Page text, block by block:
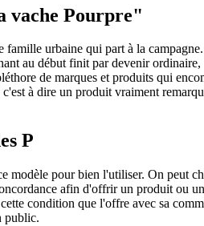
vache Pourpre"
urbaine qui part à la
au début finit par devenir
de marques et produits qui
à dire un produit vraiment
P
modèle pour bien l'utiliser. On peut
afin d'offrir un produit ou
condition que l'offre avec sa
public.